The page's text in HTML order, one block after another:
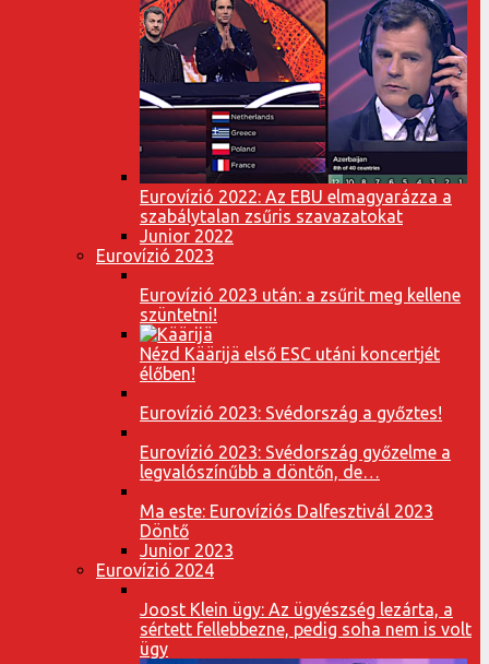
Eurovízió 2022: Az EBU elmagyarázza a
szabálytalan zsűris szavazatokat
Junior 2022
Eurovízió 2023
Eurovízió 2023 után: a zsűrit meg kellene
szüntetni!
Nézd Käärijä első ESC utáni koncertjét
élőben!
Eurovízió 2023: Svédország a győztes!
Eurovízió 2023: Svédország győzelme a
legvalószínűbb a döntőn, de…
Ma este: Eurovíziós Dalfesztivál 2023
Döntő
Junior 2023
Eurovízió 2024
Joost Klein ügy: Az ügyészség lezárta, a
sértett fellebbezne, pedig soha nem is volt
ügy